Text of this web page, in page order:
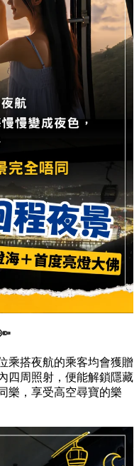
乘搭夜航的乘客均會獲贈
四周照射，便能解鎖隱藏
樂，享受高空尋寶的樂